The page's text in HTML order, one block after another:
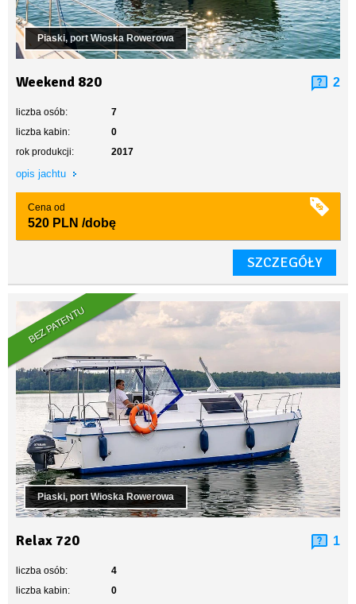
Piaski, port Wioska Rowerowa
Weekend 820 2
liczba osób:
7
liczba kabin:
0
rok produkcji:
2017
opis jachtu
Cena od
520 PLN /dobę
SZCZEGÓŁY
BEZ PATENTU
Piaski, port Wioska Rowerowa
Relax 720 1
liczba osób:
4
liczba kabin:
0